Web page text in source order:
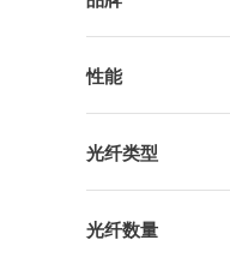
性能
光纤类型
光纤数量